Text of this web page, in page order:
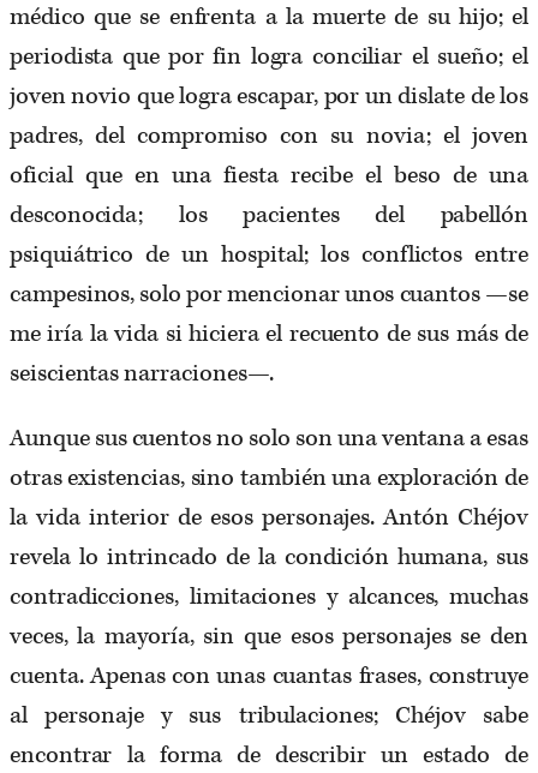
médico que se enfrenta a la muerte de su hijo; el
periodista que por fin logra conciliar el sueño; el
joven novio que logra escapar, por un dislate de los
padres, del compromiso con su novia; el joven
oficial que en una fiesta recibe el beso de una
desconocida; los pacientes del pabellón
psiquiátrico de un hospital; los conflictos entre
campesinos, solo por mencionar unos cuantos —se
me iría la vida si hiciera el recuento de sus más de
seiscientas narraciones—.
Aunque sus cuentos no solo son una ventana a esas
otras existencias, sino también una exploración de
la vida interior de esos personajes. Antón Chéjov
revela lo intrincado de la condición humana, sus
contradicciones, limitaciones y alcances, muchas
veces, la mayoría, sin que esos personajes se den
cuenta. Apenas con unas cuantas frases, construye
al personaje y sus tribulaciones; Chéjov sabe
encontrar la forma de describir un estado de